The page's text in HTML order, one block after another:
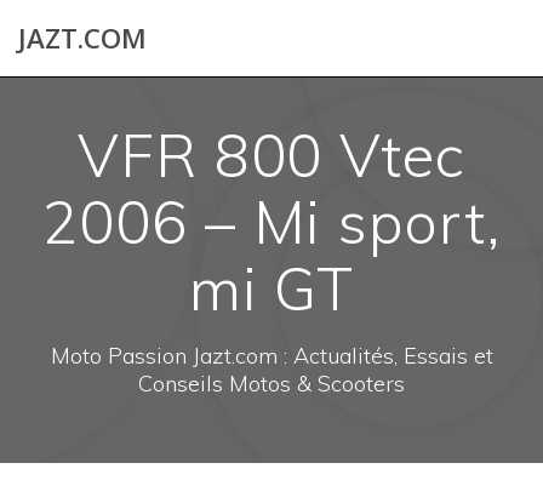
JAZT.COM
VFR 800 Vtec
2006 – Mi sport,
mi GT
Moto Passion Jazt.com : Actualités, Essais et
Conseils Motos & Scooters